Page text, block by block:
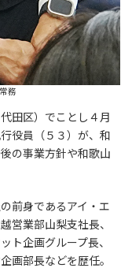
務
田区）でことし４月
役員（５３）が、和
の事業方針や和歌山
前身であるアイ・エ
営業部山梨支社長、
ト企画グループ長、
画部長などを歴任。